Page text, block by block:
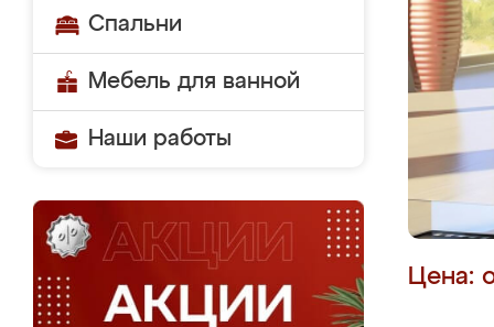
Спальни
Мебель для ванной
Наши работы
Цена: